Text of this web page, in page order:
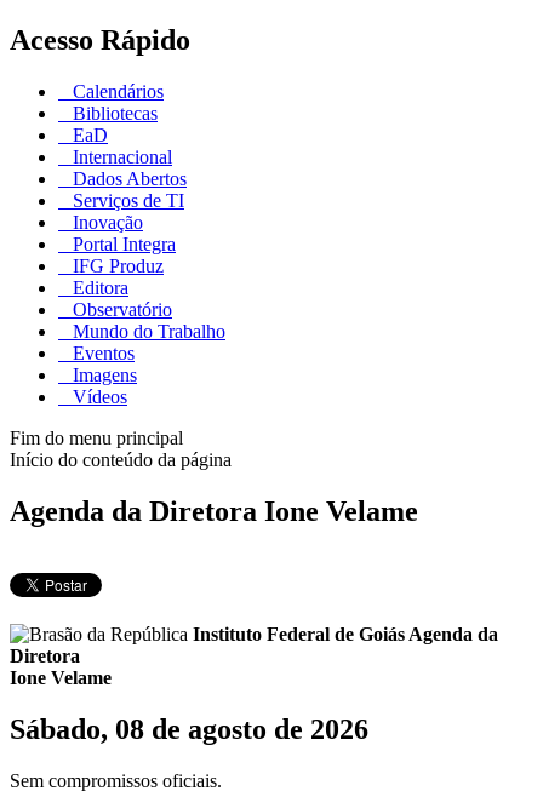
Acesso Rápido
Calendários
Bibliotecas
EaD
Internacional
Dados Abertos
Serviços de TI
Inovação
Portal Integra
IFG Produz
Editora
Observatório
Mundo do Trabalho
Eventos
Imagens
Vídeos
Fim do menu principal
Início do conteúdo da página
Agenda da Diretora Ione Velame
Instituto Federal de GoiásAgenda da
Diretora
Ione Velame
Sábado, 08 de agosto de 2026
Sem compromissos oficiais.